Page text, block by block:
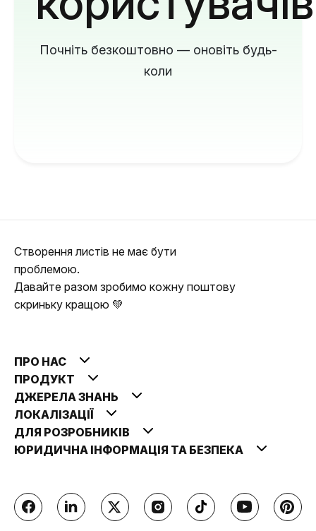
Почніть безкоштовно — оновіть будь-
коли
Створення листів не має бути
проблемою.
Давайте разом зробимо кожну поштову
скриньку кращою 💚
ПРО НАС
ПРОДУКТ
ДЖЕРЕЛА ЗНАНЬ
ЛОКАЛІЗАЦІЇ
ДЛЯ РОЗРОБНИКІВ
ЮРИДИЧНА ІНФОРМАЦІЯ ТА БЕЗПЕКА